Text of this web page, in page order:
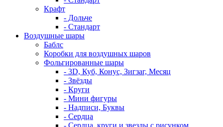
Крафт
- Дольче
- Стандарт
Воздушные шары
Баблс
Коробки для воздушных шаров
Фольгированные шары
- 3D, Куб, Конус, Зигзаг, Месяц
- Звёзды
- Круги
- Мини фигуры
- Надписи, Буквы
- Сердца
- Сердца, круги и звезды с рисунком